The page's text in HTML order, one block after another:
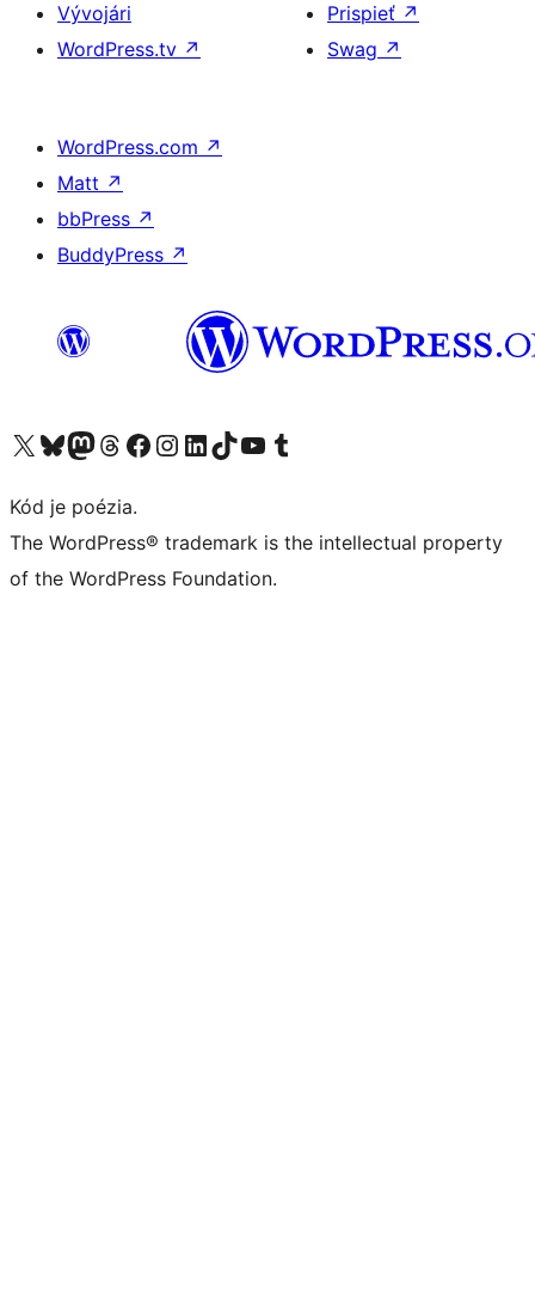
Vývojári
WordPress.tv ↗
Prispieť ↗
Swag ↗
WordPress.com ↗
Matt ↗
bbPress ↗
BuddyPress ↗
Navštívte náš účet na X (predtým Twitter)
Navštívte náš účet na platforme Bluesky
Navštívte náš účet na Mastodone
Navštívte náš účet na platforme Threads
Navštívte našu stránku na Facebooku
Navštívte náš účet Instagram
Navštívte náš účet LinkedIn
Navštívte náš účet na platforme TikTok
Navštívte náš kanál YouTube
Navštívte náš účet na platforme Tumblr
Kód je poézia.
The WordPress® trademark is the intellectual property
of the WordPress Foundation.